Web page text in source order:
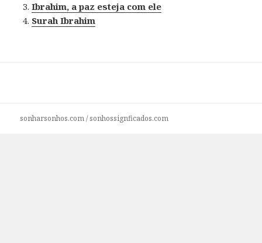
Ibrahim, a paz esteja com ele
Surah Ibrahim
sonharsonhos.com/sonhossignficados.com